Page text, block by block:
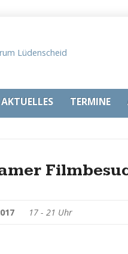
AKTUELLES TERMINE
17 - 21 Uhr